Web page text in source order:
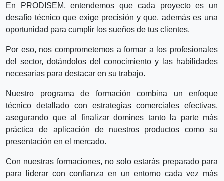
En PRODISEM, entendemos que cada proyecto es un
desafío técnico que exige precisión y que, además es una
oportunidad para cumplir los sueños de tus clientes.
Por eso, nos comprometemos a formar a los profesionales
del sector, dotándolos del conocimiento y las habilidades
necesarias para destacar en su trabajo.
Nuestro programa de formación combina un enfoque
técnico detallado con estrategias comerciales efectivas,
asegurando que al finalizar domines tanto la parte más
práctica de aplicación de nuestros productos como su
presentación en el mercado.
Con nuestras formaciones, no solo estarás preparado para
para liderar con confianza en un entorno cada vez más